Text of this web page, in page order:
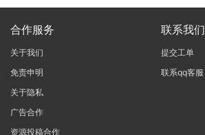
合作服务
关于我们
免责申明
关于隐私
广告合作
资源投稿合作
联系我们
提交工单
联系qq客服